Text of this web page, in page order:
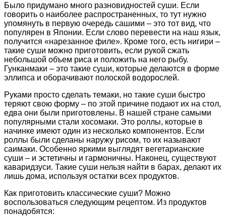
Было придумано много разновидностей суши. Если
говорить о наиболее распространенных, то тут нужно
упомянуть в первую очередь сашими – это тот вид, что
популярен в Японии. Если слово перевести на наш язык,
получится «нарезанное филе». Кроме того, есть нигири –
такие суши можно приготовить, если рукой сжать
небольшой объем риса и положить на него рыбу.
Гунканмаки – это такие суши, которые делаются в форме
эллипса и оборачивают полоской водорослей.
Руками просто сделать темаки, но такие суши быстро
теряют свою форму – по этой причине подают их на стол,
едва они были приготовлены. В нашей стране самыми
популярными стали хосомаки. Это роллы, которые в
начинке имеют один из несколько компонентов. Если
роллы были сделаны наружу рисом, то их называют
саимаки. Особенно яркими выглядят вегетарианские
суши – и эстетичны и гармоничны. Наконец, существуют
каваридзуси. Такие суши нельзя найти в барах, делают их
лишь дома, используя остатки всех продуктов.
Как приготовить классические суши? Можно
воспользоваться следующим рецептом. Из продуктов
понадобятся: